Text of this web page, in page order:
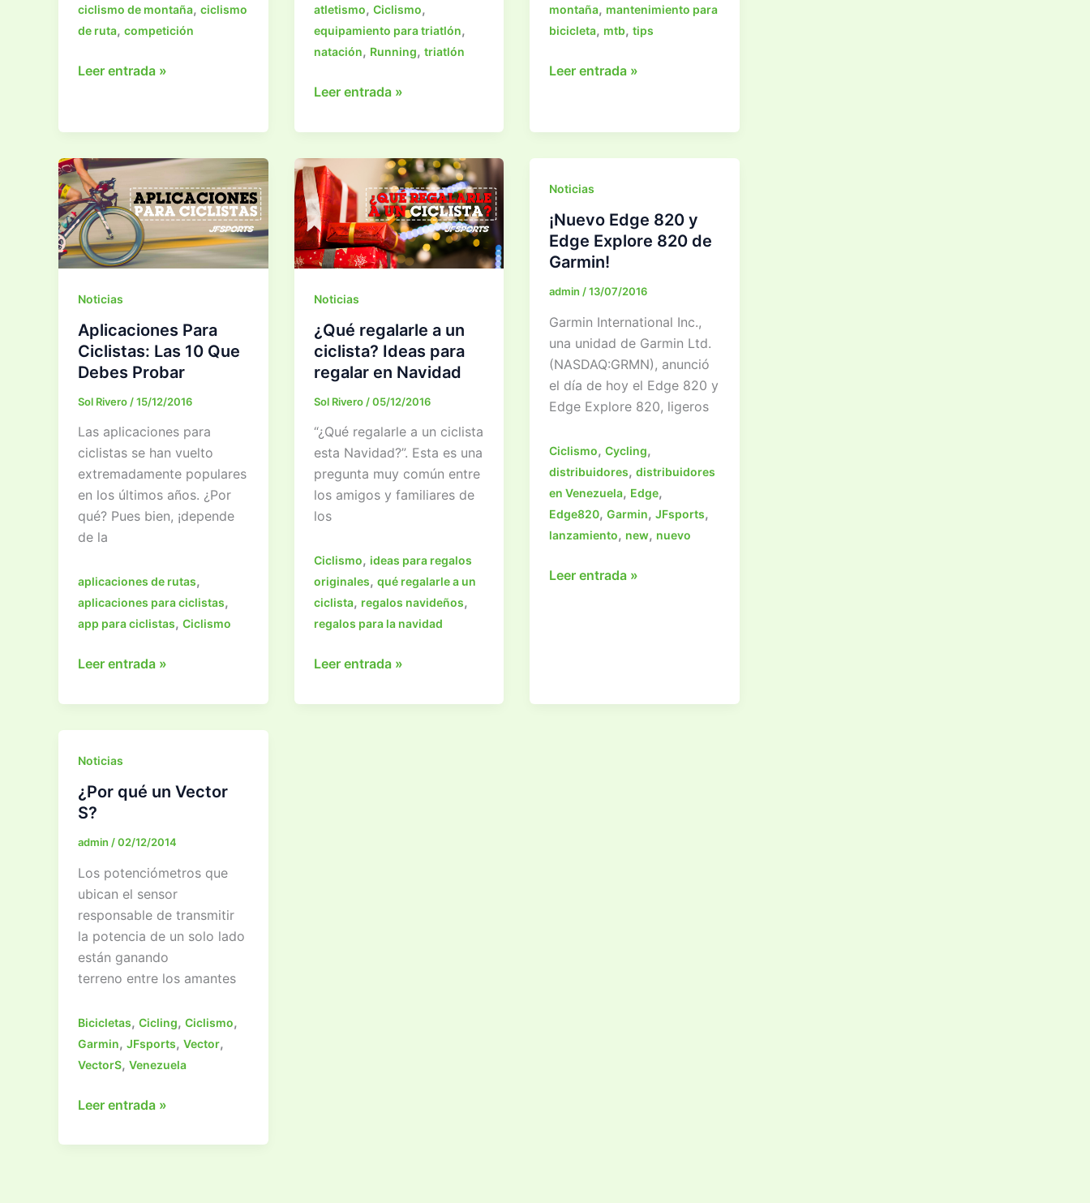
ciclismo de montaña, ciclismo
de ruta, competición
Qué
De
Una
Carrera
De
Ciclismo
Leer entrada »
atletismo, Ciclismo,
equipamiento para triatlón,
natación, Running, triatlón
Equipamiento
triatlón:
¿qué
necesitas
llevar?
Leer entrada »
montaña, mantenimiento para
bicicleta, mtb,tips
Mantenimiento
–
Consejos
Leer entrada »
Noticias
Aplicaciones Para
Ciclistas: Las 10 Que
Debes Probar
Sol Rivero /15/12/2016
Las aplicaciones para
ciclistas se han vuelto
extremadamente populares
en los últimos años. ¿Por
qué? Pues bien, ¡depende
de la
aplicaciones de rutas,
aplicaciones para ciclistas,
app para ciclistas, Ciclismo
Aplicaciones
Ciclistas:
Las
Que
Debes
Probar
Leer entrada »
Noticias
¿Qué regalarle a un
ciclista? Ideas para
regalar en Navidad
Sol Rivero /05/12/2016
“¿Qué regalarle a un ciclista
esta Navidad?”. Esta es una
pregunta muy común entre
los amigos y familiares de
los
Ciclismo, ideas para regalos
originales, qué regalarle a un
ciclista, regalos navideños,
regalos para la navidad
¿Qué
a
Leer entrada »
Noticias
¡Nuevo Edge 820 y
Edge Explore 820 de
Garmin!
admin /13/07/2016
Garmin International Inc.,
una unidad de Garmin Ltd.
(NASDAQ:GRMN), anunció
el día de hoy el Edge 820 y
Edge Explore 820, ligeros
Ciclismo,Cycling,
distribuidores,distribuidores
en Venezuela, Edge,
Edge820,Garmin,JFsports,
lanzamiento, new, nuevo
¡Nuevo
820
Leer entrada »
Noticias
¿Por qué un Vector
S?
admin /02/12/2014
Los potenciómetros que
ubican el sensor
responsable de transmitir
la potencia de un solo lado
están ganando
terreno entre los amantes
Bicicletas, Cicling, Ciclismo,
Garmin, JFsports, Vector,
VectorS, Venezuela
¿Por
un
Leer entrada »